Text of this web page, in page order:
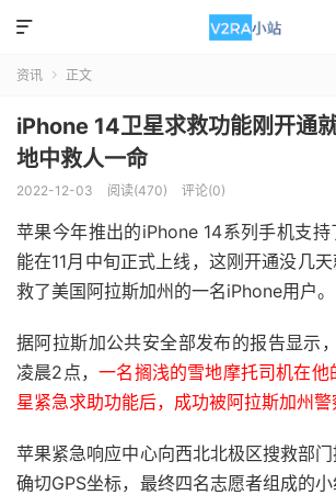

资讯  正文
iPhone 14卫星求救功能刚开通
地中救人一命
2022-12-03 阅读(470) 评论(0)
苹果今年推出的iPhone 14系列手机支
能在11月中旬正式上线，这刚开通没几
救了美国阿拉斯加州的一名iPhone用户。
据阿拉斯加公共安全部发布的报告显示
凌晨2点，一名搁浅的雪地摩托司机在他
星紧急求助功能后，成功被阿拉斯加州警
苹果紧急响应中心向西北北极区搜救部
确切GPS坐标，最终四名志愿者组成的